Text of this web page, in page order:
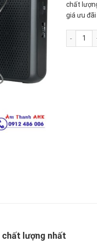
chất
giá ưu
Loa trợ
chất lượng nhất